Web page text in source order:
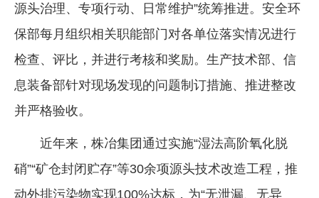
源头治理、专项行动、日常维护”统筹推进。安全环
保部每月组织相关职能部门对各单位落实情况进行
检查、评比，并进行考核和奖励。生产技术部、信
息装备部针对现场发现的问题制订措施、推进整改
并严格验收。
近年来，株冶集团通过实施“湿法高阶氧化脱
硝”“矿仓封闭贮存”等30余项源头技术改造工程，推
动外排污染物实现100%达标，为“无泄漏、无异